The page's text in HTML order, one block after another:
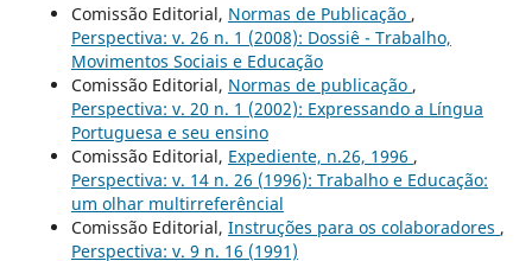
Comissão Editorial, Normas de Publicação ,
Perspectiva: v. 26 n. 1 (2008): Dossiê - Trabalho,
Movimentos Sociais e Educação
Comissão Editorial, Normas de publicação ,
Perspectiva: v. 20 n. 1 (2002): Expressando a Língua
Portuguesa e seu ensino
Comissão Editorial, Expediente, n.26, 1996 ,
Perspectiva: v. 14 n. 26 (1996): Trabalho e Educação:
um olhar multirreferêncial
Comissão Editorial, Instruções para os colaboradores ,
Perspectiva: v. 9 n. 16 (1991)